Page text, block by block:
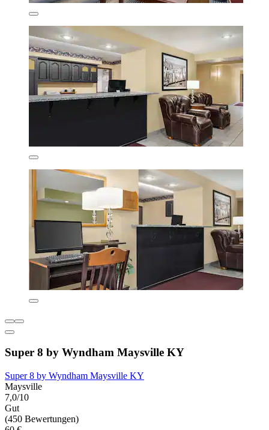
Super 8 by Wyndham Maysville KY
Super 8 by Wyndham Maysville KY
Maysville
7,0/10
Gut
(450 Bewertungen)